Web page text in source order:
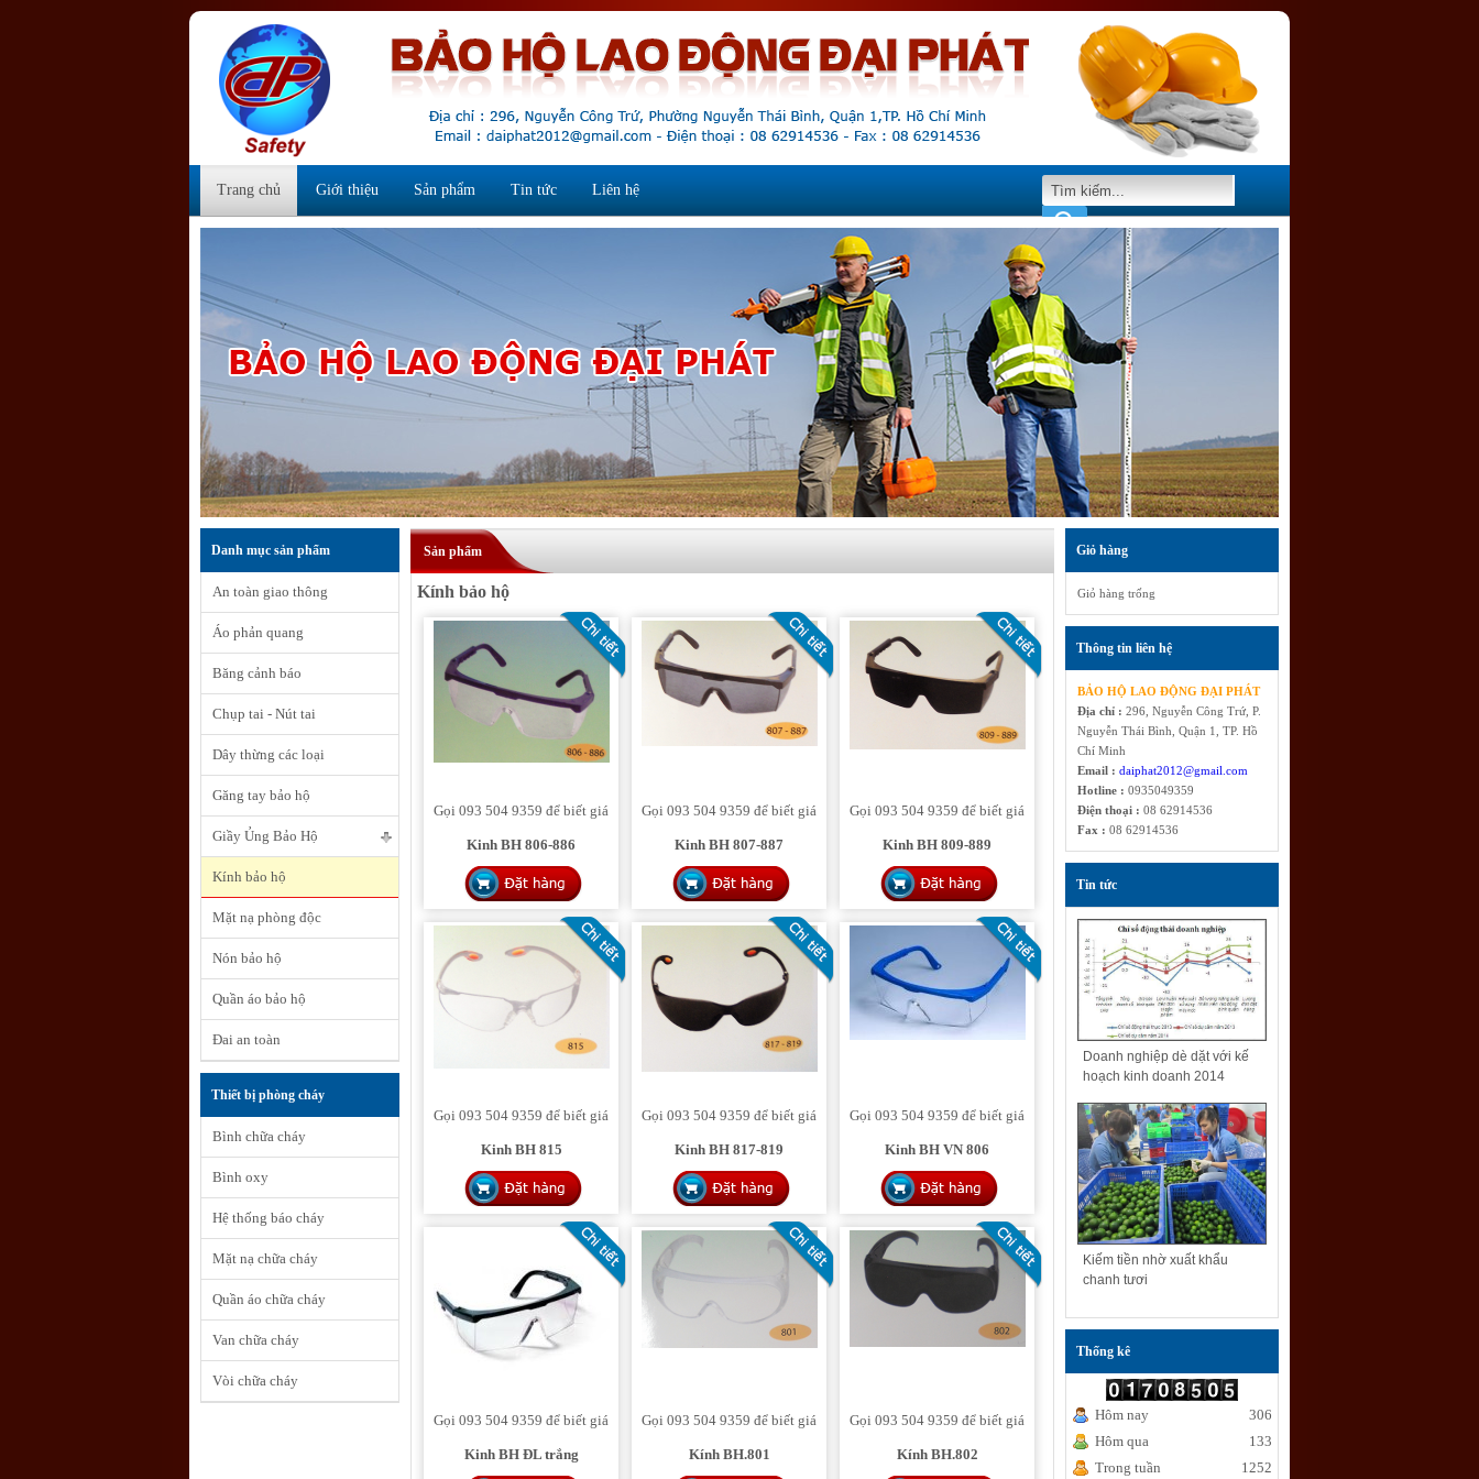
Trang chủ Giới thiệu Sản phẩm Tin tức Liên hệ
Danh mục sản phẩm
An toàn giao thông
Áo phản quang
Băng cảnh báo
Chụp tai - Nút tai
Dây thừng các loại
Găng tay bảo hộ
Giầy Ủng Bảo Hộ
Kính bảo hộ
Mặt nạ phòng độc
Nón bảo hộ
Quần áo bảo hộ
Đai an toàn
Thiết bị phòng cháy
Bình chữa cháy
Bình oxy
Hệ thống báo cháy
Mặt nạ chữa cháy
Quần áo chữa cháy
Van chữa cháy
Vòi chữa cháy
Sản phẩm
Kính bảo hộ
Gọi 093 504 9359 để biết giá
Kinh BH 806-886
Gọi 093 504 9359 để biết giá
Kinh BH 807-887
Gọi 093 504 9359 để biết giá
Kinh BH 809-889
Gọi 093 504 9359 để biết giá
Kinh BH 815
Gọi 093 504 9359 để biết giá
Kinh BH 817-819
Gọi 093 504 9359 để biết giá
Kinh BH VN 806
Gọi 093 504 9359 để biết giá
Kinh BH ĐL trắng
Gọi 093 504 9359 để biết giá
Kính BH.801
Gọi 093 504 9359 để biết giá
Kính BH.802
Giỏ hàng
Giỏ hàng trống
Thông tin liên hệ
BẢO HỘ LAO ĐỘNG ĐẠI PHÁT
Địa chỉ : 296, Nguyễn Công Trứ, P.
Nguyễn Thái Bình, Quận 1, TP. Hồ
Chí Minh
Email : daiphat2012@gmail.com
Hotline : 0935049359
Điện thoại : 08 62914536
Fax : 08 62914536
Tin tức
Doanh nghiệp dè dặt với kế
hoạch kinh doanh 2014
Kiếm tiền nhờ xuất khẩu
chanh tươi
Thống kê
Hôm nay
Hôm qua
Trong tuần
306
133
1252